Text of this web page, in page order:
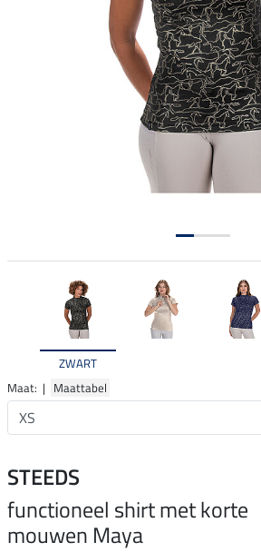
ZWART
Maat: | Maattabel
STEEDS
functioneel shirt met korte
mouwen Maya